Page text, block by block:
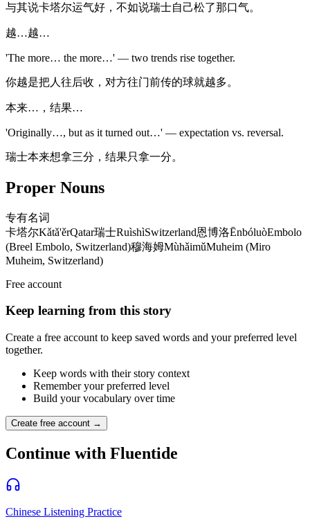
与其说卡塔尔运气好，不如说瑞士自己松了那口气。
越…越…
'The more… the more…' — two trends rise together.
你越是把人往后收，对方往门前传的球就越多。
本来…，结果…
'Originally…, but as it turned out…' — expectation vs. reversal.
瑞士本来想拿三分，结果只拿一分。
Proper Nouns
专有名词
卡塔尔Kǎtǎ'ěrQatar瑞士RuìshìSwitzerland恩博洛ĒnbóluòEmbolo
(Breel Embolo, Switzerland)穆海姆MùhǎimǔMuheim (Miro
Muheim, Switzerland)
Free account
Keep learning from this story
Create a free account to keep saved words and your preferred level
together.
Keep words with their story context
Remember your preferred level
Build your vocabulary over time
Create free account →
Continue with Fluentide
Chinese Listening Practice